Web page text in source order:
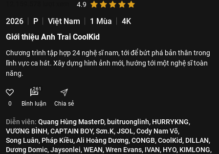
4.9
2026 P Việt Nam 1 Mùa
4K
Giới thiệu Anh Trai CoolKid
Chương trình tập hợp 24 nghệ sĩ nam, tới để bứt phá bản thân trong
lĩnh vực ca hát. Xây dựng hình ảnh mới, hướng tới một nghệ sĩ toàn
năng.
0
261
Bình luận Chia sẻ
Diễn viên: Quang Hùng MasterD, buitruonglinh, HURRYKNG,
VƯƠNG BÌNH,CAPTAIN BOY,Sơn.K,JSOL,Cody Nam Võ,
Song Luân, Pháp Kiều,Ali Hoàng Dương,CONGB,CoolKid, DILLAN,
Dương Domic,Jaysonlei,WEAN,Wren Evans, IVAN, HYO, KIMLONG,